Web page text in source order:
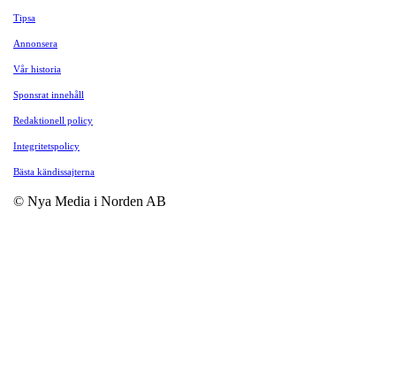
Tipsa
Annonsera
Vår historia
Sponsrat innehåll
Redaktionell policy
Integritetspolicy
Bästa kändissajterna
© Nya Media i Norden AB